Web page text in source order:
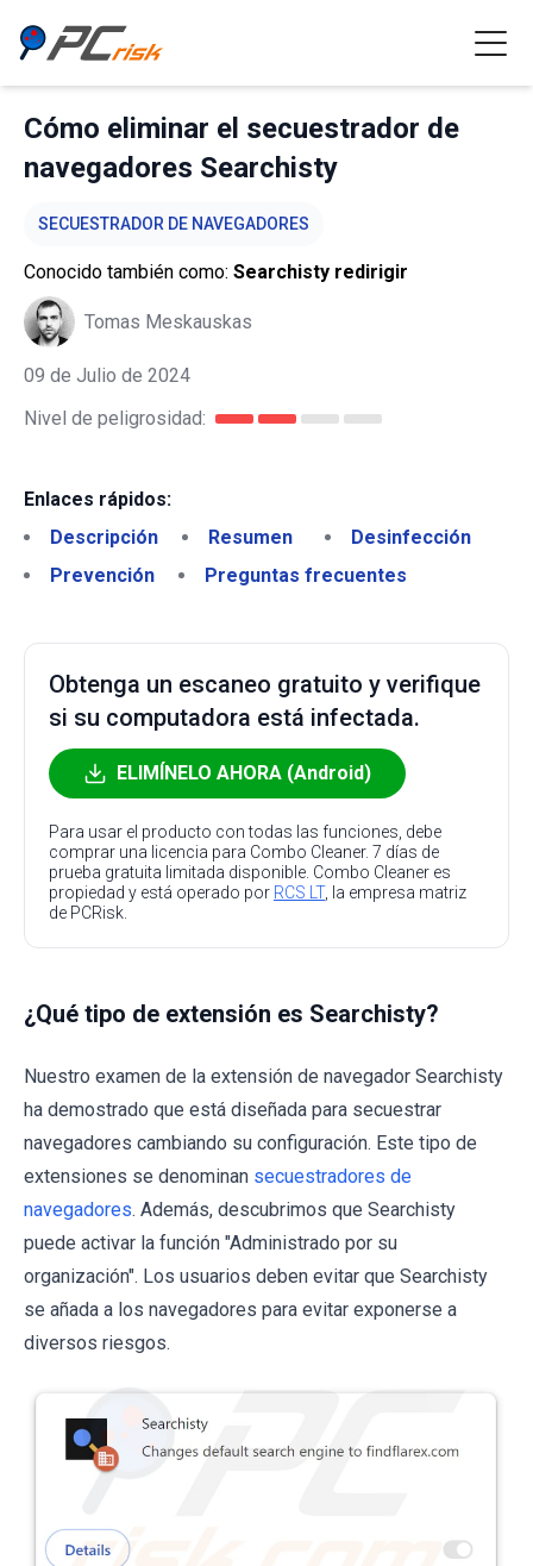
Cómo eliminar el secuestrador de
navegadores Searchisty
SECUESTRADOR DE NAVEGADORES
Conocido también como: Searchisty redirigir
Tomas Meskauskas
09 de Julio de 2024
Nivel de peligrosidad:
Enlaces rápidos:
Descripción
Resumen
Desinfección
Prevención
Preguntas frecuentes
Obtenga un escaneo gratuito y verifique
si su computadora está infectada.
ELIMÍNELO AHORA (Android)
Para usar el producto con todas las funciones, debe
comprar una licencia para Combo Cleaner. 7 días de
prueba gratuita limitada disponible. Combo Cleaner es
propiedad y está operado por RCS LT, la empresa matriz
de PCRisk.
¿Qué tipo de extensión es Searchisty?
Nuestro examen de la extensión de navegador Searchisty
ha demostrado que está diseñada para secuestrar
navegadores cambiando su configuración. Este tipo de
extensiones se denominan secuestradores de
navegadores. Además, descubrimos que Searchisty
puede activar la función "Administrado por su
organización". Los usuarios deben evitar que Searchisty
se añada a los navegadores para evitar exponerse a
diversos riesgos.